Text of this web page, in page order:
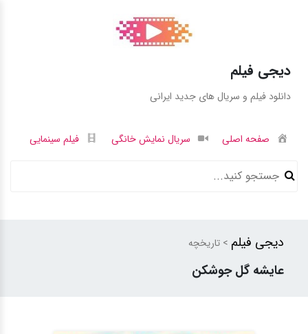
دیجی فیلم
دانلود فیلم و سریال های جدید ایرانی
صفحه اصلی سریال نمایش خانگی فیلم سینمایی
دیجی فیلم > تاریخچه
عایشه گل جوشکن